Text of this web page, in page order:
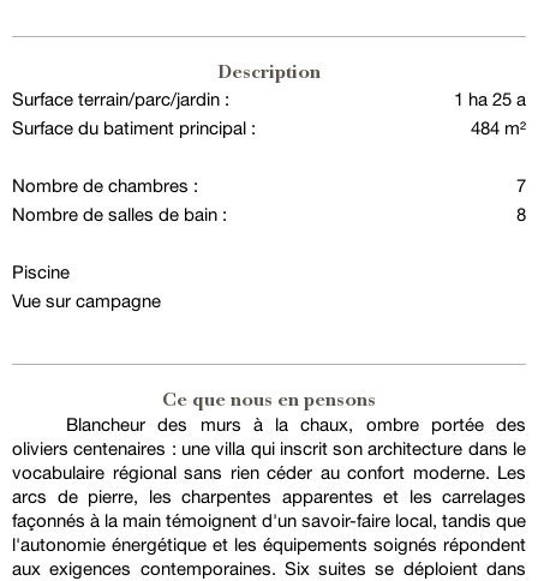
Description
Surface terrain/parc/jardin :
1 ha 25 a
Surface du batiment principal :
484 m²
Nombre de chambres :
7
Nombre de salles de bain :
8
Piscine
Vue sur campagne
Ce que nous en pensons
Blancheur des murs à la chaux, ombre portée des
oliviers centenaires : une villa qui inscrit son architecture dans le
vocabulaire régional sans rien céder au confort moderne. Les
arcs de pierre, les charpentes apparentes et les carrelages
façonnés à la main témoignent d'un savoir-faire local, tandis que
l'autonomie énergétique et les équipements soignés répondent
aux exigences contemporaines. Six suites se déploient dans